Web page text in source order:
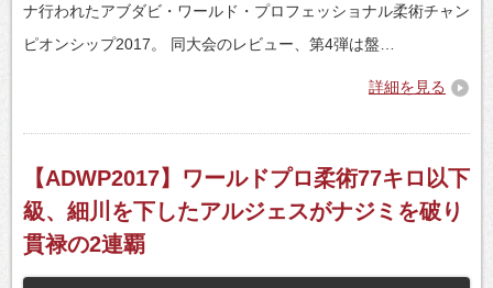
ナ行われたアブダビ・ワールド・プロフェッショナル柔術チャン
ピオンシップ2017。 同大会のレビュー、第4弾は盤…
詳細を見る
【ADWP2017】ワールドプロ柔術77キロ以下
級、細川を下したアルジェスがナジミを破り
貫禄の2連覇